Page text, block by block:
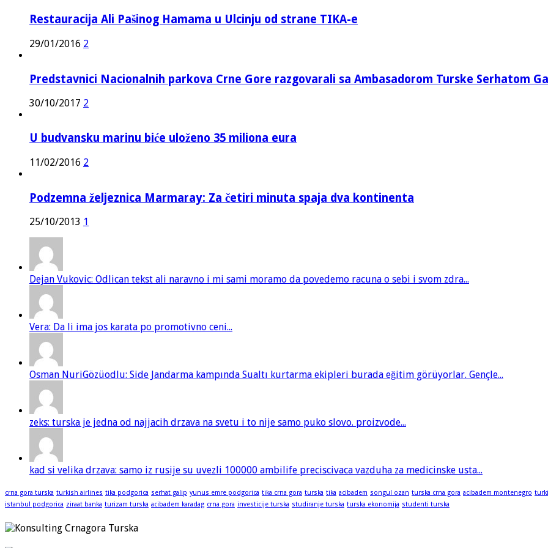
Restauracija Ali Pašinog Hamama u Ulcinju od strane TIKA-e
29/01/2016 2
Predstavnici Nacionalnih parkova Crne Gore razgovarali sa Ambasadorom Turske Serhatom
30/10/2017 2
U budvansku marinu biće uloženo 35 miliona eura
11/02/2016 2
Podzemna željeznica Marmaray: Za četiri minuta spaja dva kontinenta
25/10/2013 1
Dejan Vukovic: Odlican tekst ali naravno i mi sami moramo da povedemo racuna o sebi i svom zdra...
Vera: Da li ima jos karata po promotivno ceni...
Osman NuriGözüodlu: Side Jandarma kampında Sualtı kurtarma ekipleri burada eğitim görüyorlar. Gençle...
zeks: turska je jedna od najjacih drzava na svetu i to nije samo puko slovo. proizvode...
kad si velika drzava: samo iz rusije su uvezli 100000 ambilife preciscivaca vazduha za medicinske usta...
crna gora turska turkish airlines tika podgorica serhat galip yunus emre podgorica tika crna gora turska tika acibadem songul ozan turska crna gora acibadem montenegro
istanbul podgorica ziraat banka turizam turska acibadem karadag crna gora investicije turska studiranje turska turska ekonomija studenti turska